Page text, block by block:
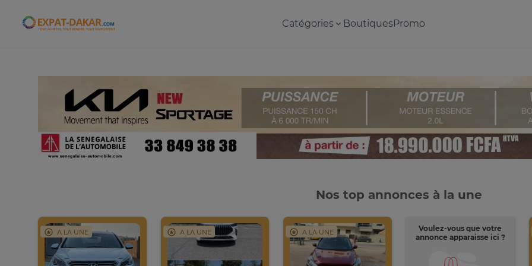
Expat-Dakar Catégories BoutiquesPromo
Nos top annonces à la une
A LA UNE A LA UNE A LA UNE
Voulez-vous que votre
annonce apparaisse ici ?